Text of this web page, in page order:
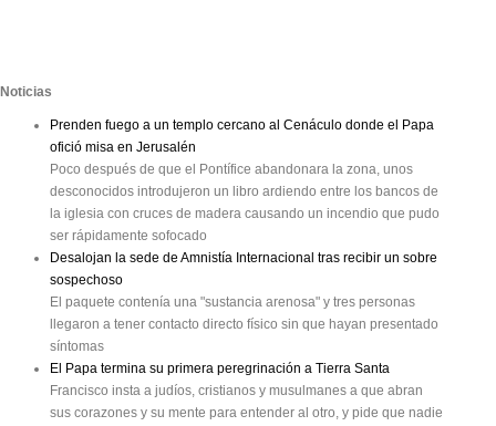
Noticias
Prenden fuego a un templo cercano al Cenáculo donde el Papa
ofició misa en Jerusalén
Poco después de que el Pontífice abandonara la zona, unos
desconocidos introdujeron un libro ardiendo entre los bancos de
la iglesia con cruces de madera causando un incendio que pudo
ser rápidamente sofocado
Desalojan la sede de Amnistía Internacional tras recibir un sobre
sospechoso
El paquete contenía una "sustancia arenosa" y tres personas
llegaron a tener contacto directo físico sin que hayan presentado
síntomas
El Papa termina su primera peregrinación a Tierra Santa
Francisco insta a judíos, cristianos y musulmanes a que abran
sus corazones y su mente para entender al otro, y pide que nadie